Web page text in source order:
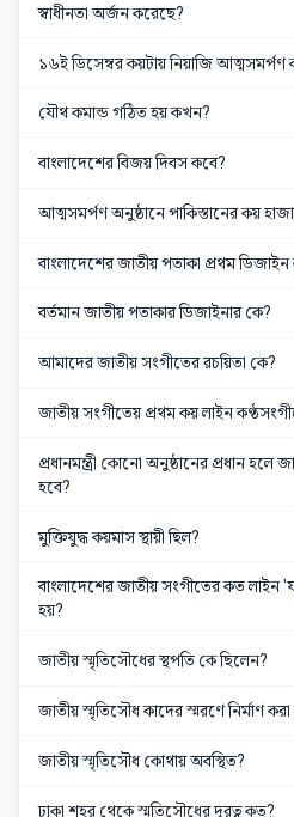
স্বাধীনতা অর্জন করেছে?
১৬ই ডিসেম্বর কয়টায় নিয়াজি আত্মসমর্পণ
যৌথ কমান্ড গঠিত হয় কখন?
বাংলাদেশের বিজয় দিবস কবে?
আত্মসমর্পণ অনুষ্ঠানে পাকিস্তানের কয়
বাংলাদেশের জাতীয় পতাকা প্রথম
বর্তমান জাতীয় পতাকার ডিজাইনার কে?
আমাদের জাতীয় সংগীতের রচয়িতা কে?
জাতীয় সংগীতেয় প্রথম কয় লাইন
প্রধানমন্ত্রী কোনো অনুষ্ঠানের প্রধান
হবে?
মুক্তিযুদ্ধ কয়মাস স্থায়ী ছিল?
বাংলাদেশের জাতীয় সংগীতের কত লাইন
হয়?
জাতীয় স্মৃতিসৌধের স্থপতি কে ছিলেন?
জাতীয় স্মৃতিসৌধ কাদের স্মরণে নির্মাণ
জাতীয় স্মৃতিসৌধ কোথায় অবস্থিত?
ঢাকা শহর থেকে স্মৃতিসৌধের দূরত্ব কত?